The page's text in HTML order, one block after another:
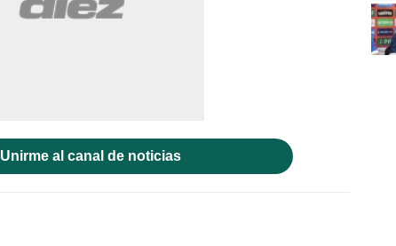
Unirme al canal de noticias